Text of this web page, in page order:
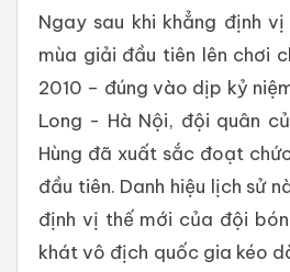
Ngay sau khi khẳng định
mùa giải đầu tiên lên chơi
2010 – đúng vào dịp kỷ
Long - Hà Nội, đội quân
Hùng đã xuất sắc đoạt
đầu tiên. Danh hiệu lịch sử
định vị thế mới của đội
khát vô địch quốc gia kéo